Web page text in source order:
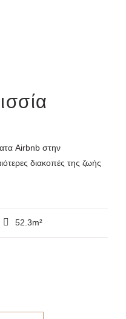
Airbnb στην
διακοπές της ζωής
52.3m²